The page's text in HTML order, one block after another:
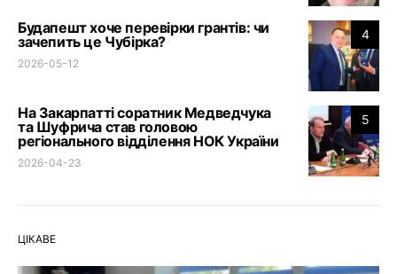
4
Будапешт хоче перевірки грантів: чи
зачепить це Чубірка?
2026-05-12
5
На Закарпатті соратник Медведчука
та Шуфрича став головою
регіонального відділення НОК України
2026-04-23
ЦІКАВЕ